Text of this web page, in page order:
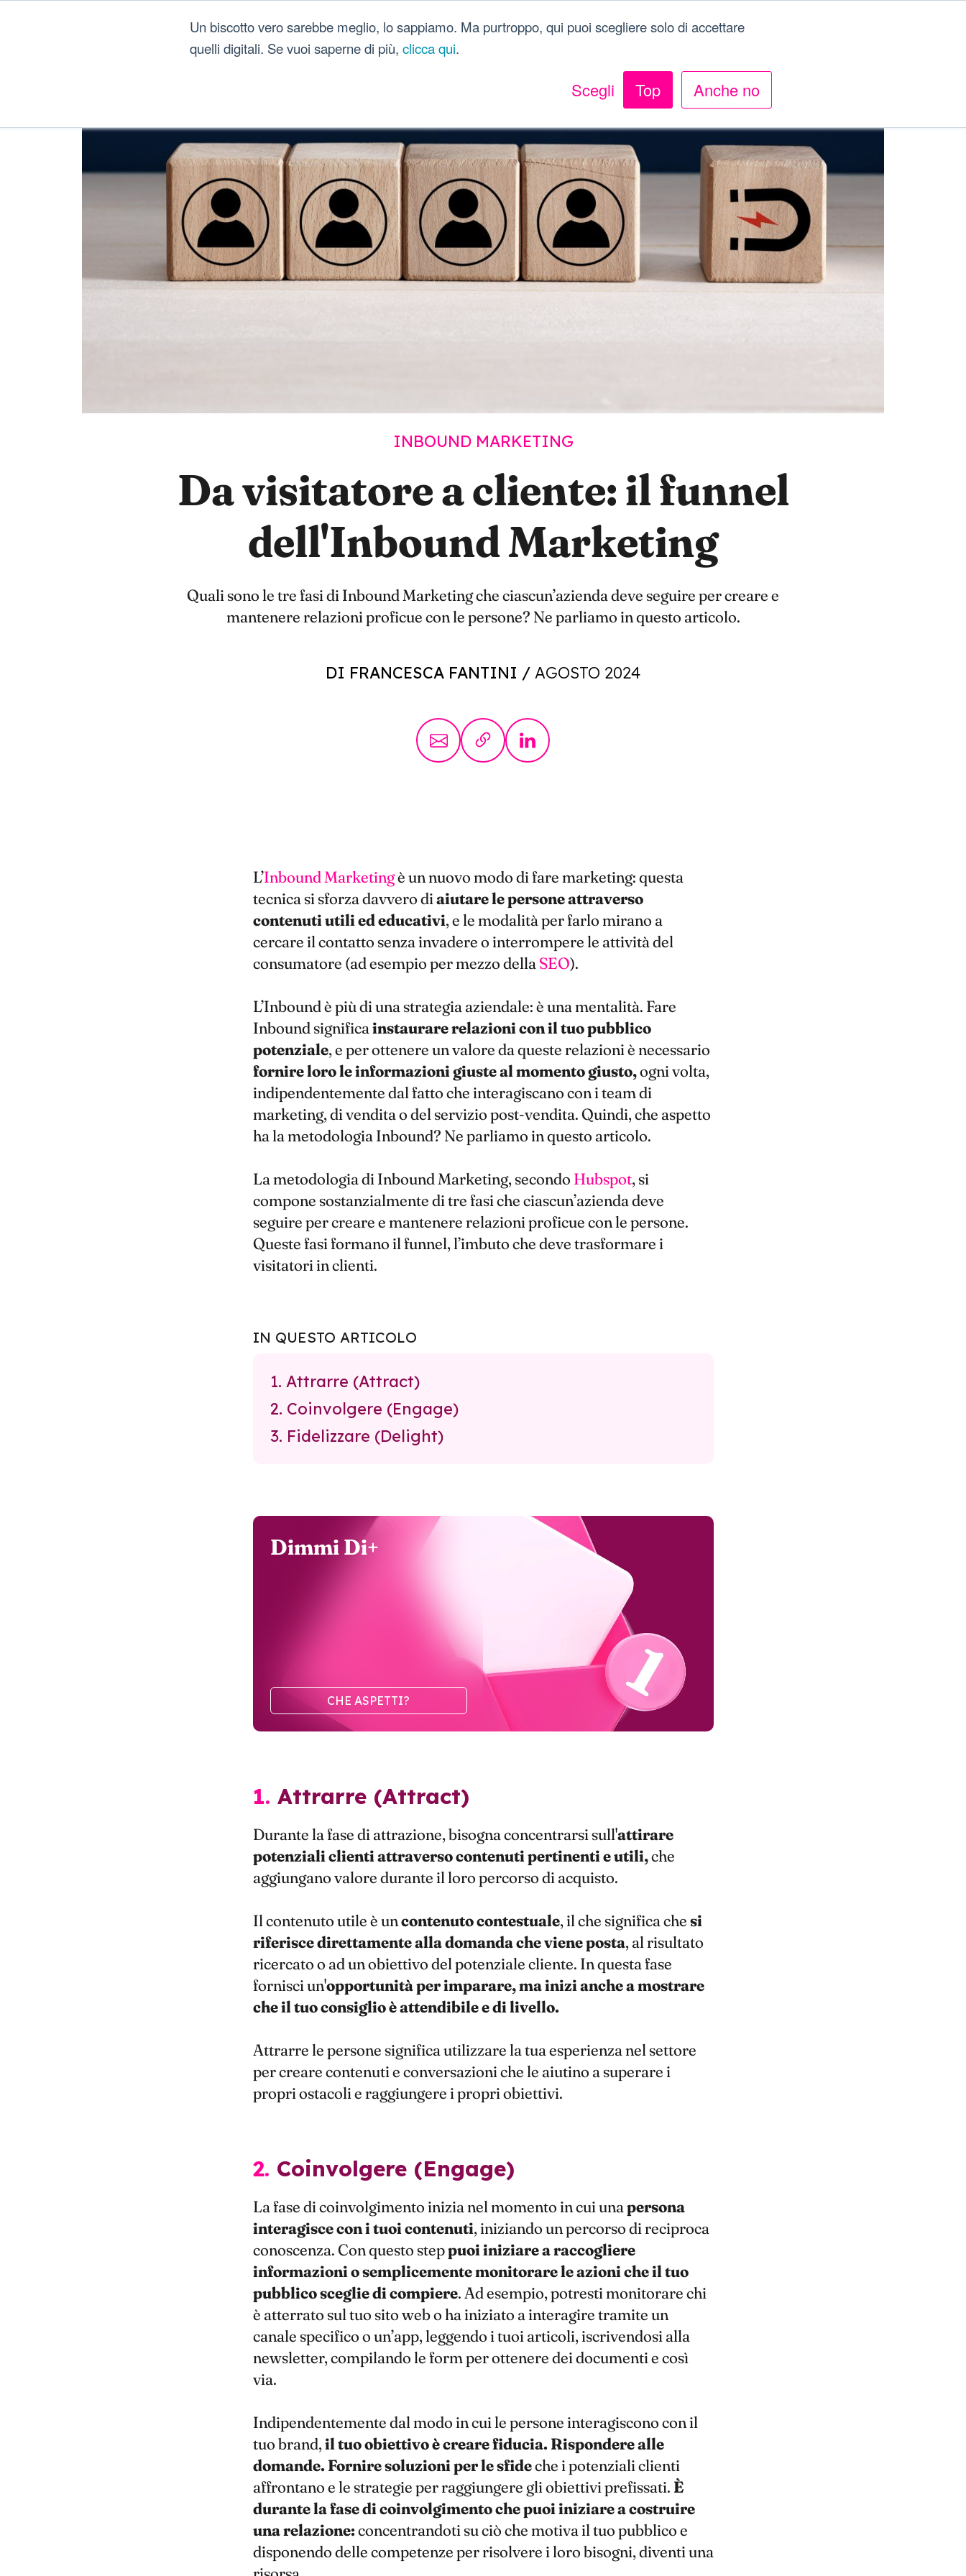
Un biscotto vero sarebbe meglio, lo sappiamo. Ma purtroppo, qui puoi scegliere solo di accettare
quelli digitali. Se vuoi saperne di più, clicca qui.
Scegli Top Anche no
Dici Davvero?!
INBOUND MARKETING
Da visitatore a cliente: il funnel
dell'Inbound Marketing
Quali sono le tre fasi di Inbound Marketing che ciascun’azienda deve seguire per creare e
mantenere relazioni proficue con le persone? Ne parliamo in questo articolo.
DI FRANCESCA FANTINI / AGOSTO 2024
L’Inbound Marketingè un nuovo modo di fare marketing: questa
tecnica si sforza davvero diaiutare le persone attraverso
contenuti utili ed educativi, e le modalità per farlo mirano a
cercare il contatto senza invadere o interrompere le attività del
consumatore (ad esempio per mezzo dellaSEO).
L’Inbound è più di una strategia aziendale: è una mentalità. Fare
Inbound significainstaurare relazioni con il tuo pubblico
potenziale, e per ottenere un valore da queste relazioni è necessario
fornire loro le informazioni giuste al momento giusto,ogni volta,
indipendentemente dal fatto che interagiscano con i team di
marketing, di vendita o del servizio post-vendita. Quindi, che aspetto
ha la metodologia Inbound? Ne parliamo in questo articolo.
La metodologia di Inbound Marketing, secondo Hubspot, si
compone sostanzialmente di tre fasi che ciascun’azienda deve
seguire per creare e mantenere relazioni proficue con le persone.
Queste fasi formano il funnel, l’imbuto che deve trasformare i
visitatori in clienti.
IN QUESTO ARTICOLO
1. Attrarre (Attract)
2. Coinvolgere (Engage)
3. Fidelizzare (Delight)
Dimmi Di+
CHE ASPETTI?
1. Attrarre (Attract)
Durante la fase di attrazione, bisogna concentrarsi sull'attirare
potenziali clienti attraverso contenuti pertinenti e utili,che
aggiungano valore durante il loro percorso di acquisto.
Il contenuto utile è uncontenuto contestuale, il che significa chesi
riferisce direttamente alla domanda che viene posta, al risultato
ricercato o ad un obiettivo del potenziale cliente. In questa fase
fornisci un'opportunità per imparare, ma inizi anche a mostrare
che il tuo consiglio è attendibile e di livello.
Attrarre le persone significa utilizzare la tua esperienza nel settore
per creare contenuti e conversazioni che le aiutino a superare i
propri ostacoli e raggiungere i propri obiettivi.
2. Coinvolgere (Engage)
La fase di coinvolgimento inizia nel momento in cui unapersona
interagisce con i tuoi contenuti, iniziando un percorso di reciproca
conoscenza. Con questo steppuoi iniziare a raccogliere
informazioni o semplicemente monitorare le azioni che il tuo
pubblico sceglie di compiere. Ad esempio, potresti monitorare chi
è atterrato sul tuo sito web o ha iniziato a interagire tramite un
canale specifico o un’app, leggendo i tuoi articoli, iscrivendosi alla
newsletter, compilando le form per ottenere dei documenti e così
via.
Indipendentemente dal modo in cui le persone interagiscono con il
tuo brand,il tuo obiettivo è creare fiducia. Rispondere alle
domande. Fornire soluzioni per le sfideche i potenziali clienti
affrontano e le strategie per raggiungere gli obiettivi prefissati. È
durante la fase di coinvolgimento che puoi iniziare a costruire
una relazione:concentrandoti su ciò che motiva il tuo pubblico e
disponendo delle competenze per risolvere i loro bisogni, diventi una